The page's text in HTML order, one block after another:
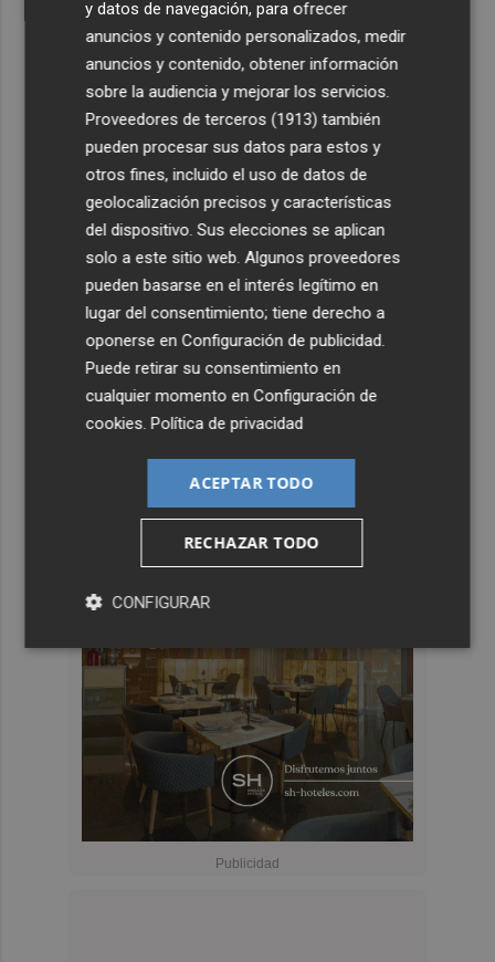
y datos de navegación, para ofrecer
anuncios y contenido personalizados, medir
anuncios y contenido, obtener información
sobre la audiencia y mejorar los servicios.
Proveedores de terceros (1913) también
pueden procesar sus datos para estos y
otros fines, incluido el uso de datos de
geolocalización precisos y características
del dispositivo. Sus elecciones se aplican
solo a este sitio web. Algunos proveedores
pueden basarse en el interés legítimo en
lugar del consentimiento; tiene derecho a
oponerse enConfiguración de publicidad
Puede retirar su consentimiento en
cualquier momento enConfiguración de
cookies .Política de privacidad
ACEPTAR TODO
RECHAZAR TODO
CONFIGURAR